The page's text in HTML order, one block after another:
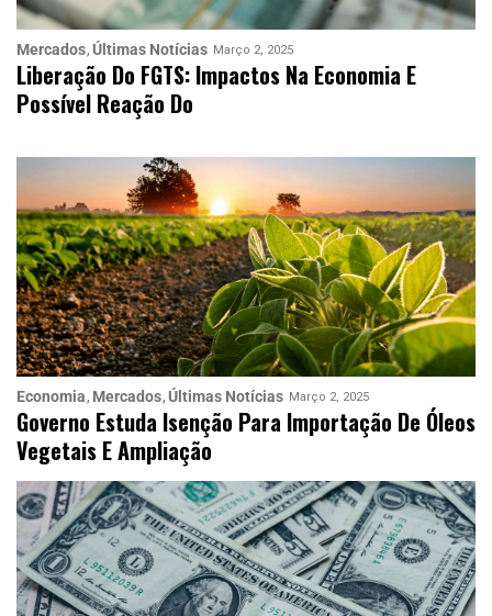
Mercados Últimas Notícias Março 2, 2025
Liberação Do FGTS: Impactos Na Economia E
Possível Reação Do
Economia Mercados Últimas Notícias Março 2, 2025
Governo Estuda Isenção Para Importação De Óleos
Vegetais E Ampliação